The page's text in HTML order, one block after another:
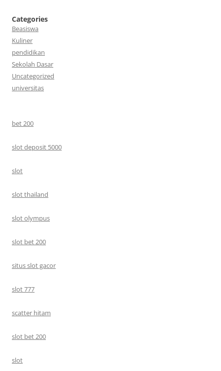
Categories
Beasiswa
Kuliner
pendidikan
Sekolah Dasar
Uncategorized
universitas
bet 200
slot deposit 5000
slot
slot thailand
slot olympus
slot bet 200
situs slot gacor
slot 777
scatter hitam
slot bet 200
slot